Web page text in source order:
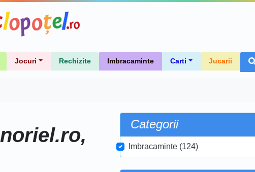
Jocuri Rechizite Imbracaminte Carti Jucarii
noriel.ro,
Categorii
Imbracaminte (124)